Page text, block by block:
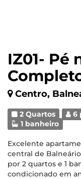
IZ01- Pé
Centro,
2 Quartos 6
1 banheiro
Excelente
central de
por 2 quartos e 1
condicionado em